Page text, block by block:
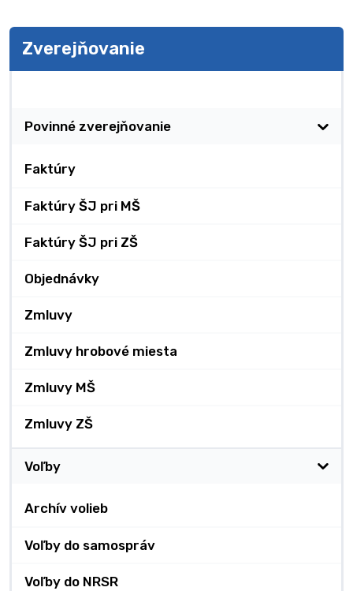
Zverejňovanie
Povinné zverejňovanie
Faktúry
Faktúry ŠJ pri MŠ
Faktúry ŠJ pri ZŠ
Objednávky
Zmluvy
Zmluvy hrobové miesta
Zmluvy MŠ
Zmluvy ZŠ
Voľby
Archív volieb
Voľby do samospráv
Voľby do NRSR